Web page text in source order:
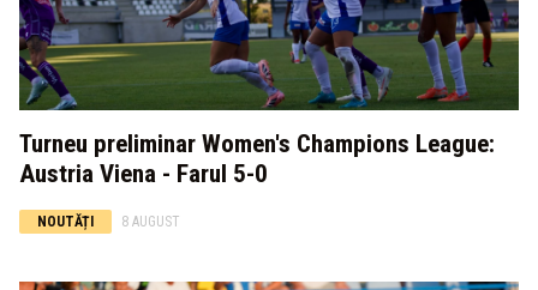
Turneu preliminar Women's Champions League:
Austria Viena - Farul 5-0
NOUTĂȚI 8 AUGUST